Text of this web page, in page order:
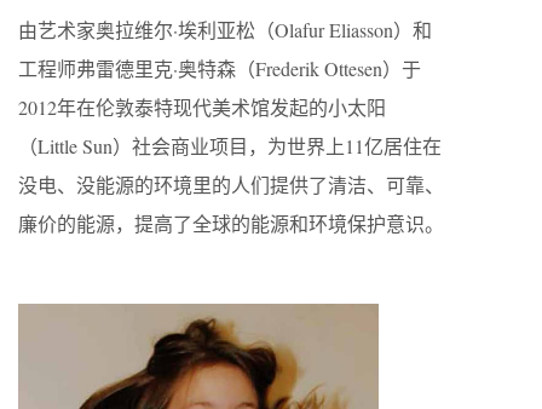
由艺术家奥拉维尔·埃利亚松（Olafur Eliasson）和
工程师弗雷德里克·奥特森（Frederik Ottesen）于
2012年在伦敦泰特现代美术馆发起的小太阳
（Little Sun）社会商业项目，为世界上11亿居住在
没电、没能源的环境里的人们提供了清洁、可靠、
廉价的能源，提高了全球的能源和环境保护意识。